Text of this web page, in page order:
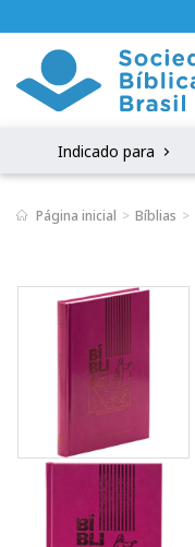
Indicado para
Página inicial Bíblias